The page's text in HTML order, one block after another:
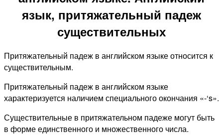
язык, притяжательный падеж
существительных
Притяжательный падеж в английском языке относится к
существительным.
Притяжательный падеж в английском языке
характеризуется наличием специального окончания «-‘s».
Существительные в притяжательном падеже могут быть
в форме единственного и множественного числа.